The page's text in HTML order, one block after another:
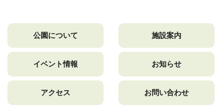
公園について 施設案内
イベント情報 お知らせ
アクセス お問い合わせ